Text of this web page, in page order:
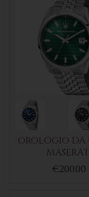
OROLOGIO
€200.00